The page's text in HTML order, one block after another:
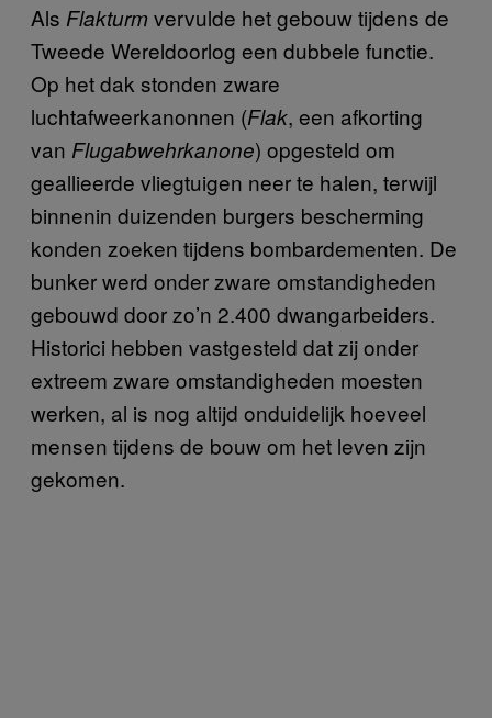
Als Flakturmvervulde het gebouw tijdens de
Tweede Wereldoorlog een dubbele functie.
Op het dak stonden zware
luchtafweerkanonnen (Flak, een afkorting
van Flugabwehrkanone) opgesteld om
geallieerde vliegtuigen neer te halen, terwijl
binnenin duizenden burgers bescherming
konden zoeken tijdens bombardementen. De
bunker werd onder zware omstandigheden
gebouwd door zo’n 2.400 dwangarbeiders.
Historici hebben vastgesteld dat zij onder
extreem zware omstandigheden moesten
werken, al is nog altijd onduidelijk hoeveel
mensen tijdens de bouw om het leven zijn
gekomen.